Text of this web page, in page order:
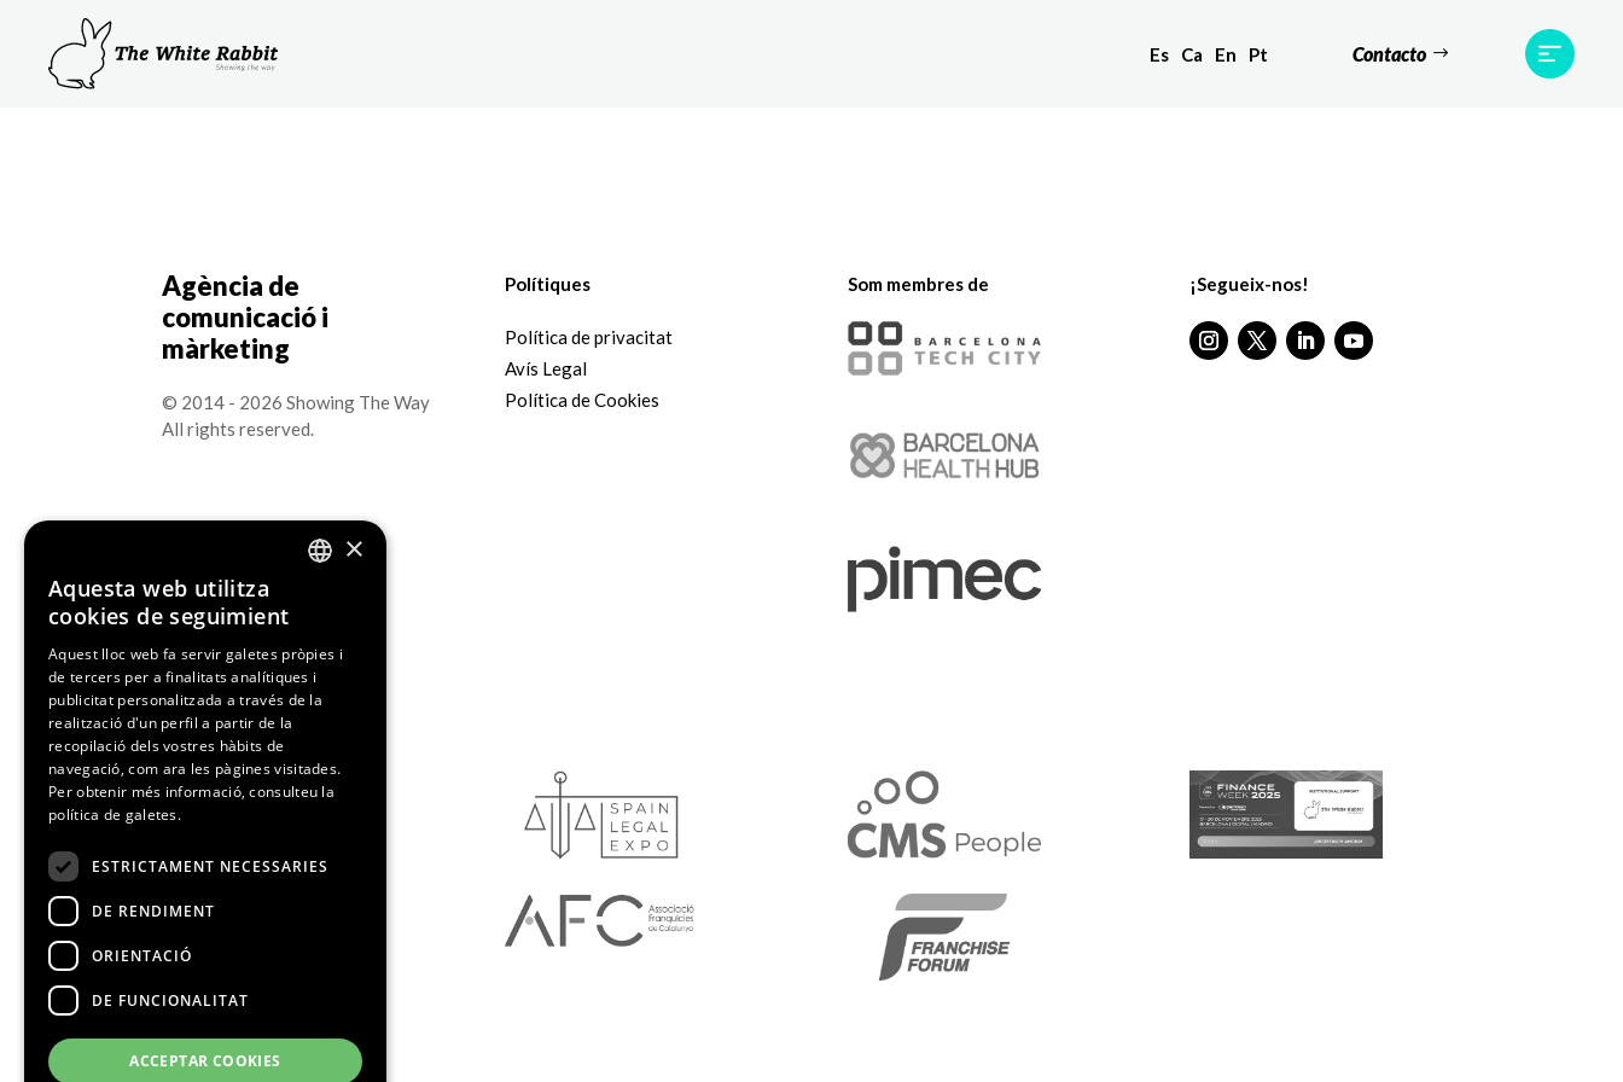
Es Ca En Pt Contacto
Agència de
comunicació i
màrketing
© 2014 - 2026 Showing The Way
All rights reserved.
Polítiques
Política de privacitat
Avís Legal
Política de Cookies
Som membres de ¡Segueix-nos!
Media Partners
CATALAN
×
Aquesta web utilitza
cookies de seguimient
Aquest lloc web fa servir galetes pròpies i
de tercers per a finalitats analítiques i
publicitat personalitzada a través de la
realització d'un perfil a partir de la
recopilació dels vostres hàbits de
navegació, com ara les pàgines visitades.
Per obtenir més informació, consulteu la
política de galetes.
ESTRICTAMENT NECESSARIES
DE RENDIMENT
ORIENTACIÓ
DE FUNCIONALITAT
ACCEPTAR COOKIES